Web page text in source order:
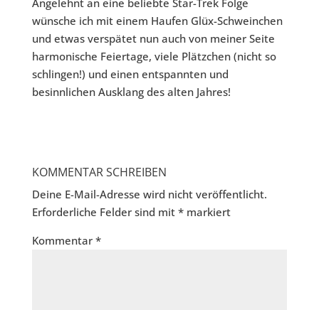
wünsche ich mit einem Haufen Glüx-Schweinchen
und etwas verspätet nun auch von meiner Seite
harmonische Feiertage, viele Plätzchen (nicht so
schlingen!) und einen entspannten und
besinnlichen Ausklang des alten Jahres!
KOMMENTAR SCHREIBEN
Deine E-Mail-Adresse wird nicht veröffentlicht.
Erforderliche Felder sind mit *markiert
Kommentar *